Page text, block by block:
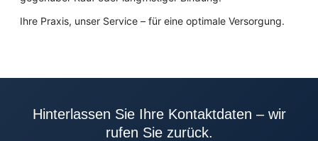
Ihre Praxis, unser Service – für eine optimale Versorgung.
Hinterlassen Sie Ihre Kontaktdaten – wir
rufen Sie zurück.